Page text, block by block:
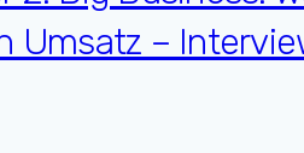
Umsatz –